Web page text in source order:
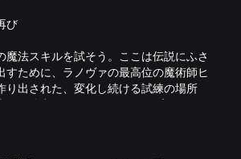
び
魔法スキルを試そう。ここは伝説にふさ
すために、ラノヴァの最高位の魔術師ヒ
り出された、変化し続ける試練の場所
ある強力なメンバーたちが、プレイヤー
予測不能な試練を与えていく。